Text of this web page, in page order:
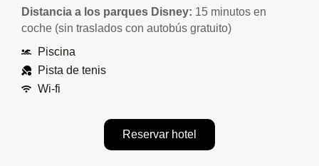
Distancia a los parques Disney: 15 minutos en
coche (sin traslados con autobús gratuito)
Piscina
Pista de tenis
Wi-fi
Reservar hotel